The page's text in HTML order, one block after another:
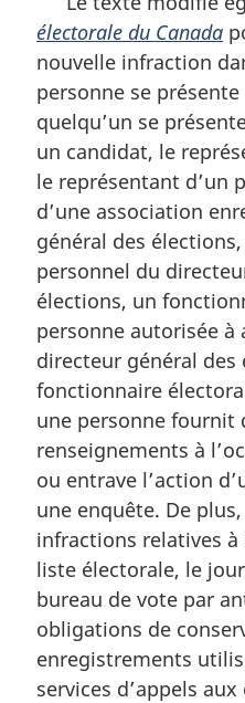
électorale du Canada
nouvelle infraction
personne se
quelqu’un se
un candidat, le
le représentant d’un
d’une association
général des
personnel du
élections, un
personne autorisée à
directeur général des
fonctionnaire
une personne fournit
renseignements à
ou entrave l’action
une enquête. De
infractions relatives
liste électorale, le
bureau de vote par
obligations de
enregistrements
services d’appels